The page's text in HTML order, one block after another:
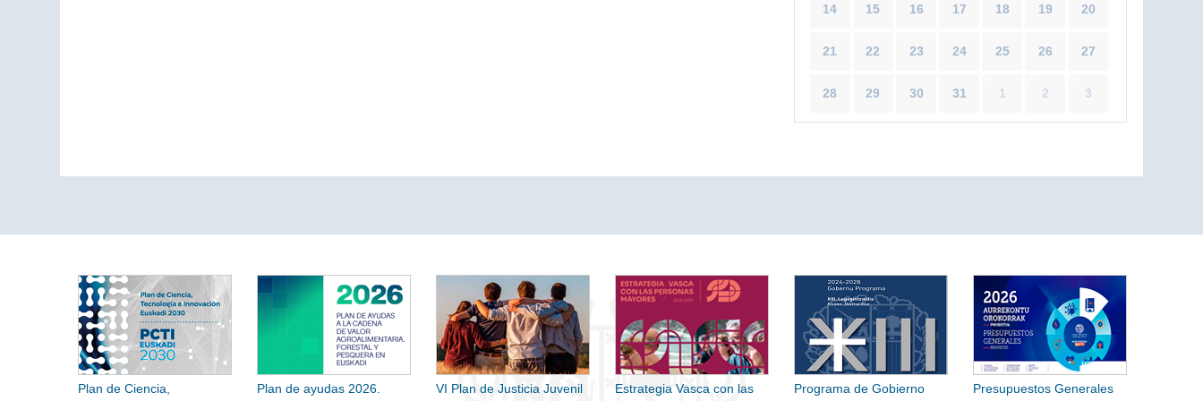
14 15 16 17 18 19 20
21 22 23 24 25 26 27
28 29 30 31 1 2 3
Plan de Ciencia,
Plan de ayudas 2026.
VI Plan de Justicia Juvenil
Estrategia Vasca con las
Programa de Gobierno
Presupuestos Generales